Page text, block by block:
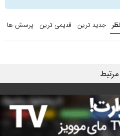
جدید ترین قدیمی ترین پرسش ها